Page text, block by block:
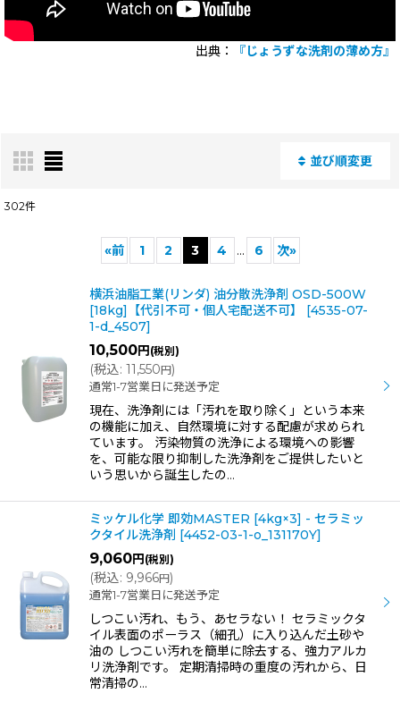
出典： 『じょうずな洗剤の薄め方』
並び順変更
絞り込む
302件
«前 1 2 3 4 ... 6 次»
横浜油脂工業(リンダ) 油分散洗浄剤 OSD-500W
[18kg]【代引不可・個人宅配送不可】
[4535-07-
1-d_4507]
10,500円 (税別)
(税込: 11,550円)
通常1-7営業日に発送予定
現在、洗浄剤には「汚れを取り除く」という本来
の機能に加え、自然環境に対する配慮が求められ
ています。 汚染物質の洗浄による環境への影響
を、可能な限り抑制した洗浄剤をご提供したいと
いう思いから誕生したの…
ミッケル化学 即効MASTER [4kg×3] - セラミッ
クタイル洗浄剤
[4452-03-1-o_131170Y]
9,060円 (税別)
(税込: 9,966円)
通常1-7営業日に発送予定
しつこい汚れ、もう、あセラない！ セラミックタ
イル表面のポーラス（細孔）に入り込んだ土砂や
油の しつこい汚れを簡単に除去する、強力アルカ
リ洗浄剤です。 定期清掃時の重度の汚れから、日
常清掃の…